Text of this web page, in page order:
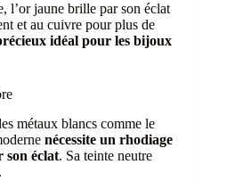
l’or jaune brille par son éclat
et au cuivre pour plus de
idéal pour les bijoux
métaux blancs comme le
nécessite un rhodiage
son éclat. Sa teinte neutre